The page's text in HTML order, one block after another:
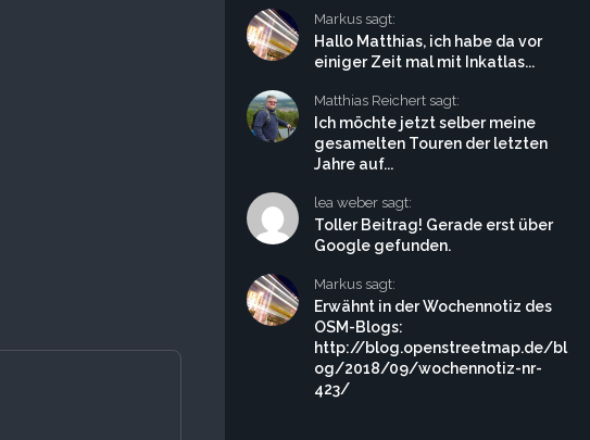
Markus sagt:
Hallo Matthias, ich habe da vor
einiger Zeit mal mit Inkatlas...
Matthias Reichert sagt:
Ich möchte jetzt selber meine
gesamelten Touren der letzten
Jahre auf...
lea weber sagt:
Toller Beitrag! Gerade erst über
Google gefunden.
Markus sagt:
Erwähnt in der Wochennotiz des
OSM-Blogs:
http://blog.openstreetmap.de/bl
og/2018/09/wochennotiz-nr-
423/